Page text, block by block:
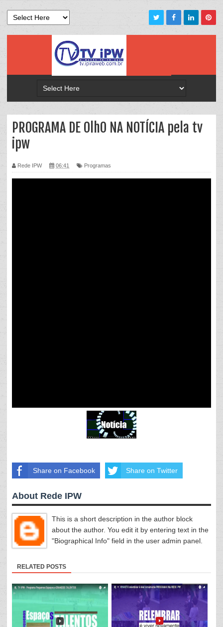
PROGRAMA DE OlhO NA NOTÍCIA pela tv
ipw
Rede IPW 06:41 Programas
Share on Facebook Share on Twitter
About Rede IPW
This is a short description in the author block
about the author. You edit it by entering text in the
"Biographical Info" field in the user admin panel.
RELATED POSTS